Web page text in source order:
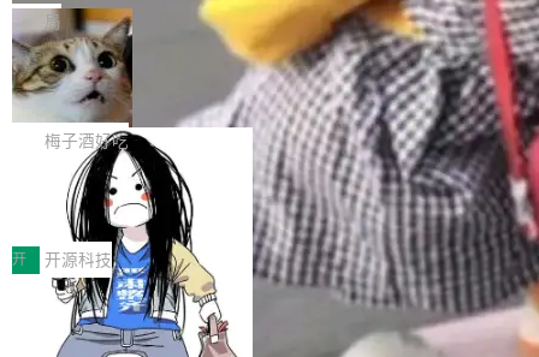
可控性和代码质量提出了更高要求。 首先是数据
安全与合规要求。对于大多数普通研发场景，公
有云模型能够满足快速试用和效率提升的需求。
但对于金融、能源、医疗等对数据安全要求较...
各业的Agent走向规模化建设，算力构成形态逐
渐丰富，用户关注的重点也在发生变化：不只是
让AI用起来，还要进一步看清混合算力时代下，
Token花在哪里、算力是否被充分利用，以及持
续增长的AI成本该如何优化。 深信服AI算力网关
正是围绕这些实际问题，从Token治理和成本治
理两个方面，让用户的每一份算力都看得清、管
得住、用得稳、省得下、更安全！ 一、从现在开
始，Token使用一目...
Bigtable 作者之一。TensorFlow 的作者之一。
Gemini 的架构师。Google 首席科学家。 Jeff D
ean 在 Google 工作了 27 年后，宣布离职。 他
不是一个人走。一同离开的还有 Sanjay Ghema
wat（Google 员工编号 23，Jeff Dean 二十多
年的编程搭档，MapReduce 和 Bigtable 的共同
作者）、Quoc Le（Google 大脑核心成员，Se
q2Seq 和 DocAI 的共同发明人）以及 Oriol Vin
yals（Gemini 联合负责人，AlphaSta...
局
🔥 SolonCode v2026.8.4 发布：界面
字体可调、22 种语言、记忆搜索增强
打开终端就能上岗的全中文编码智能体，这一轮
把「看得清、用母语、记得住」三件事一次补
齐。 SolonCode 是什么 SolonCode 是杭州无
耳科技研发的企业级终端编码智能体——一位全
中文驱动的数字员工，自主理解需求、规划步
骤、编写代码。不挑模型、不挑平台，curl 一行
装完即用。 开源地址：Gitee · GitCode · GitHu
b 安装 支持 Java 8+（8~26）、macOS / Linu
x / Windows / Harmony PC。 # macOS / Linu
梅子酒好吃
让“代码语义理解”深度释放AI Coding
价值潜能：华为云码道（CodeArts）
代码仓技术解析
一、代码仓深度理解技术的作用与价值 在软件工
程实践中，代码仓是企业核心知识资产的主要载
体。企业级代码仓库通常包含数十万乃至数百万
个文件，其规模远超单次模型调用可承载的上下
文窗口。随着项目规模的持续扩张与代码历史的
开 开源科技
一条“删库”命令跑 17 小时，算法工程
师删光 89TB 数据只为干私活
最高人民检察院8月4日公布了一起案件：北京一